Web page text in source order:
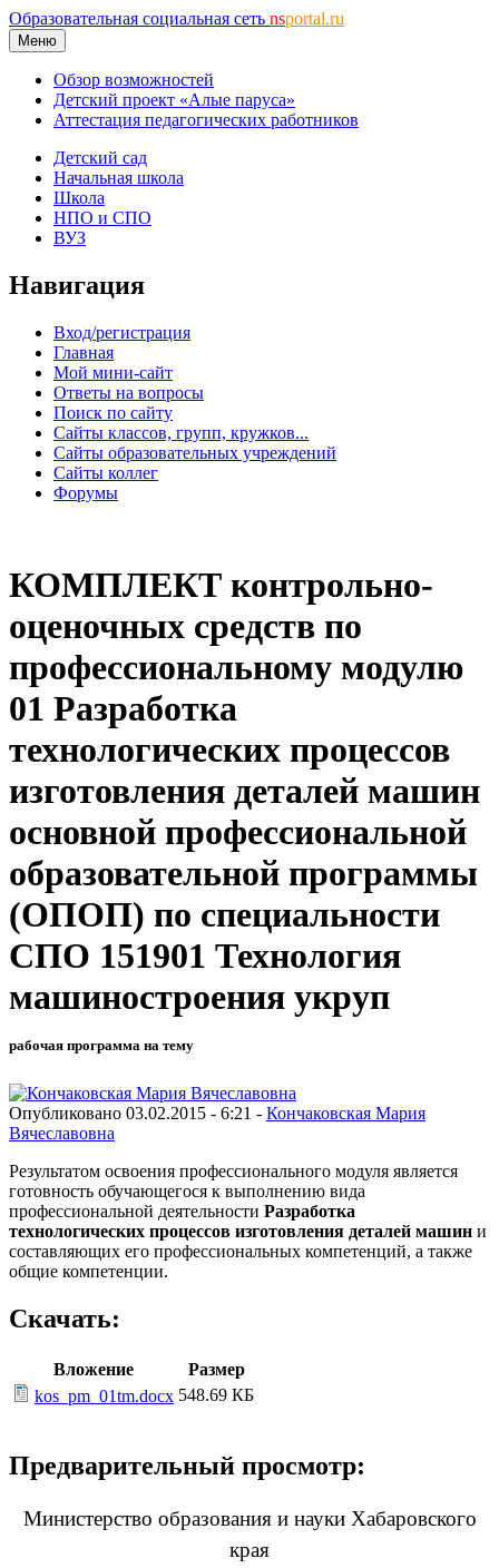
Образовательная социальная сеть nsportal.ru
Меню
Обзор возможностей
Детский проект «Алые паруса»
Аттестация педагогических работников
Детский сад
Начальная школа
Школа
НПО и СПО
ВУЗ
Навигация
Вход/регистрация
Главная
Мой мини-сайт
Ответы на вопросы
Поиск по сайту
Сайты классов, групп, кружков...
Сайты образовательных учреждений
Сайты коллег
Форумы
КОМПЛЕКТ контрольно-
оценочных средств по
профессиональному модулю
01 Разработка
технологических процессов
изготовления деталей машин
основной профессиональной
образовательной программы
(ОПОП) по специальности
СПО 151901 Технология
машиностроения укруп
рабочая программа на тему
Опубликовано 03.02.2015 - 6:21 - Кончаковская Мария
Вячеславовна
Результатом освоения профессионального модуля является
готовность обучающегося к выполнению вида
профессиональной деятельности Разработка
технологических процессов изготовления деталей машин и
составляющих его профессиональных компетенций, а также
общие компетенции.
Скачать:
Вложение
Размер
kos_pm_01tm.docx 548.69 КБ
Предварительный просмотр:
Министерство образования и науки Хабаровского
края